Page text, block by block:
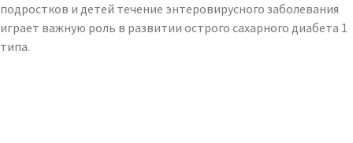
подростков и детей течение энтеровирусного заболевания
играет важную роль в развитии острого сахарного диабета 1
типа.